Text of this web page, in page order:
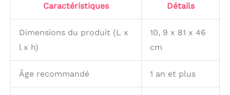
Caractéristiques Détails
Dimensions du produit (L x
l x h)
10, 9 x 81 x 46
cm
Âge recommandé 1 an et plus